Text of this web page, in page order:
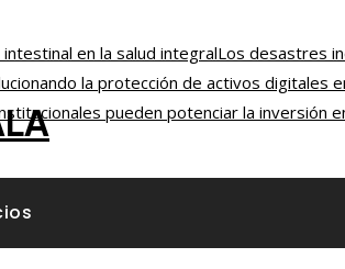
en la salud integralLos desastres
la protección de activos digitales
pueden potenciar la inversión